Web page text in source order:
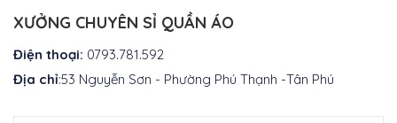
XƯỞNG CHUYÊN SỈ QUẦN ÁO
Điện thoại: 0793.781.592
Địa chỉ:53 Nguyễn Sơn - Phường Phú Thạnh -Tân Phú